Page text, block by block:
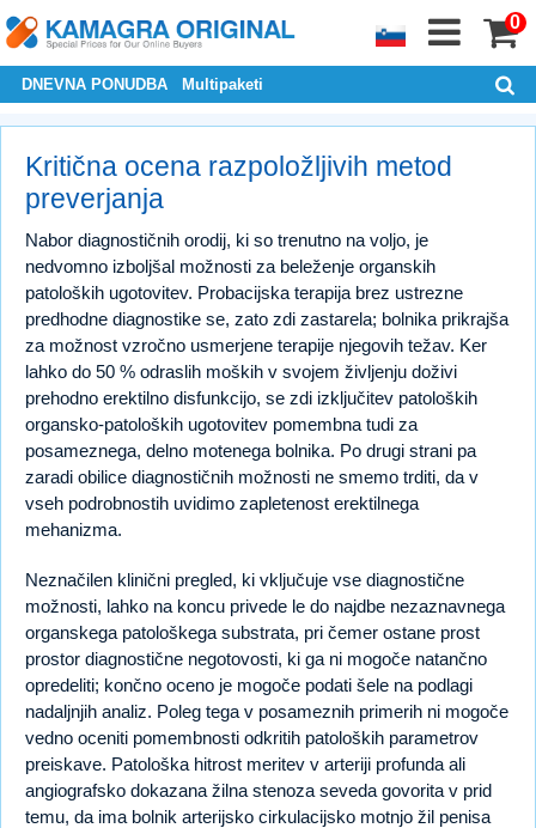
0
DNEVNA PONUDBA Multipaketi
Kritična ocena razpoložljivih metod
preverjanja
Nabor diagnostičnih orodij, ki so trenutno na voljo, je
nedvomno izboljšal možnosti za beleženje organskih
patoloških ugotovitev. Probacijska terapija brez ustrezne
predhodne diagnostike se, zato zdi zastarela; bolnika prikrajša
za možnost vzročno usmerjene terapije njegovih težav. Ker
lahko do 50 % odraslih moških v svojem življenju doživi
prehodno erektilno disfunkcijo, se zdi izključitev patoloških
organsko-patoloških ugotovitev pomembna tudi za
posameznega, delno motenega bolnika. Po drugi strani pa
zaradi obilice diagnostičnih možnosti ne smemo trditi, da v
vseh podrobnostih uvidimo zapletenost erektilnega
mehanizma.
Neznačilen klinični pregled, ki vključuje vse diagnostične
možnosti, lahko na koncu privede le do najdbe nezaznavnega
organskega patološkega substrata, pri čemer ostane prost
prostor diagnostične negotovosti, ki ga ni mogoče natančno
opredeliti; končno oceno je mogoče podati šele na podlagi
nadaljnjih analiz. Poleg tega v posameznih primerih ni mogoče
vedno oceniti pomembnosti odkritih patoloških parametrov
preiskave. Patološka hitrost meritev v arteriji profunda ali
angiografsko dokazana žilna stenoza seveda govorita v prid
temu, da ima bolnik arterijsko cirkulacijsko motnjo žil penisa